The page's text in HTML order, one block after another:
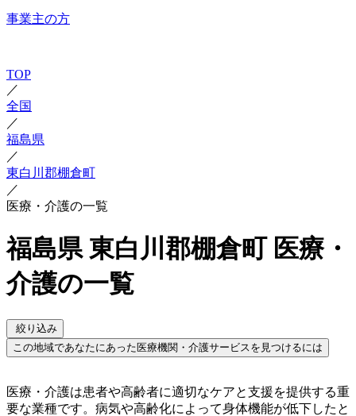
事業主の方
TOP
／
全国
／
福島県
／
東白川郡棚倉町
／
医療・介護の一覧
福島県 東白川郡棚倉町 医療・
介護の一覧
絞り込み
この地域であなたにあった医療機関・介護サービスを見つけるには
医療・介護は患者や高齢者に適切なケアと支援を提供する重
要な業種です。病気や高齢化によって身体機能が低下したと